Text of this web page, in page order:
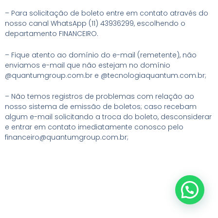
– Para solicitação de boleto entre em contato através do
nosso canal WhatsApp (11) 43936299, escolhendo o
departamento FINANCEIRO.
– Fique atento ao domínio do e-mail (remetente), não
enviamos e-mail que não estejam no domínio
@quantumgroup.com.br e @tecnologiaquantum.com.br;
– Não temos registros de problemas com relação ao
nosso sistema de emissão de boletos; caso recebam
algum e-mail solicitando a troca do boleto, desconsiderar
e entrar em contato imediatamente conosco pelo
financeiro@quantumgroup.com.br;